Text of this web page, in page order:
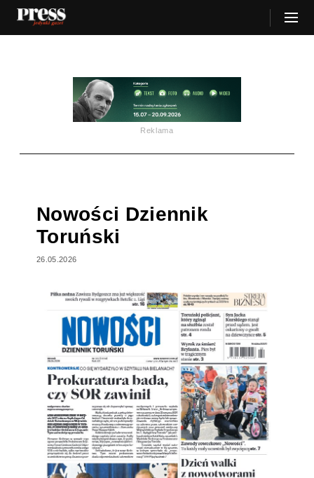
Reklama
Nowości Dziennik
Toruński
26.05.2026